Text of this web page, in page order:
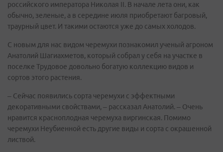
российского императора Николая II. В начале лета они, как
обычно, зеленые, а в середине июля приобретают багровый,
траурный цвет. И такими остаются уже до самых холодов.
С новым для нас видом черемухи познакомил ученый агроном
Анатолий Шагиахметов, который собрал у себя на участке в
поселке Трудовое довольно богатую коллекцию видов и
сортов этого растения.
– Сейчас появились сорта черемухи с эффектными
декоративными свойствами, – рассказал Анатолий. – Очень
нравится красноплодная черемуха виргинская. Помимо
черемухи Неубиенной есть другие виды и сорта с окрашенной
листвой.